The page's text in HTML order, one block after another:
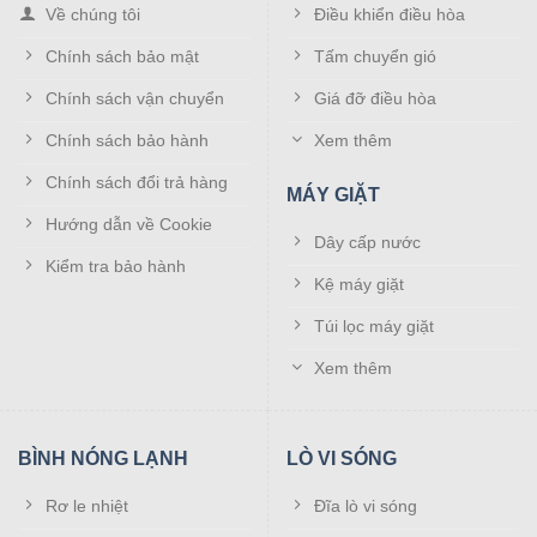
Về chúng tôi
Chính sách bảo mật
Chính sách vận chuyển
Chính sách bảo hành
Chính sách đổi trả hàng
Hướng dẫn về Cookie
Kiểm tra bảo hành
Điều khiển điều hòa
Tấm chuyển gió
Giá đỡ điều hòa
Xem thêm
MÁY GIẶT
Dây cấp nước
Kệ máy giặt
Túi lọc máy giặt
Xem thêm
BÌNH NÓNG LẠNH
Rơ le nhiệt
LÒ VI SÓNG
Đĩa lò vi sóng